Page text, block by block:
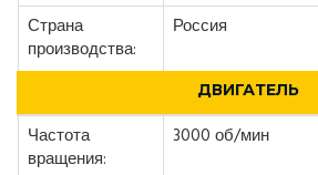
Страна
производства:
Россия
ДВИГАТЕЛЬ
Частота
вращения:
3000 об/мин